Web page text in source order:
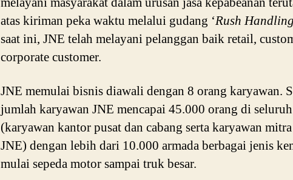
atas kiriman peka waktu melalui gudang ‘Rush
saat ini, JNE telah melayani pelanggan baik retail,
corporate customer.
JNE memulai bisnis diawali dengan 8 orang karyawan.
jumlah karyawan JNE mencapai 45.000 orang di
(karyawan kantor pusat dan cabang serta karyawan
JNE) dengan lebih dari 10.000 armada berbagai jenis
mulai sepeda motor sampai truk besar.